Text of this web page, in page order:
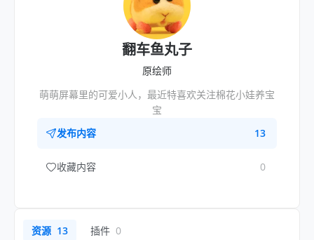
翻车鱼丸子
原绘师
萌萌屏幕里的可爱小人，最近特喜欢关注棉花小娃养宝
宝
发布内容
13
收藏内容 0
资源 13 插件 0